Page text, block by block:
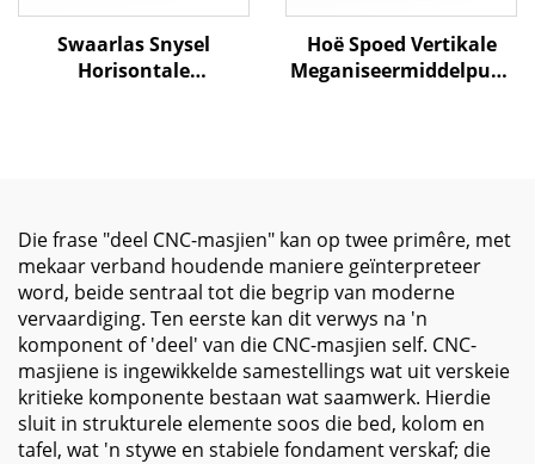
Swaarlas Snysel
Horisontale
Hoë Spoed Vertikale
Meganiseermiddelpunt
Die frase "deel CNC-masjien" kan op twee primêre, met
mekaar verband houdende maniere geïnterpreteer
word, beide sentraal tot die begrip van moderne
vervaardiging. Ten eerste kan dit verwys na 'n
komponent of 'deel' van die CNC-masjien self. CNC-
masjiene is ingewikkelde samestellings wat uit verskeie
kritieke komponente bestaan wat saamwerk. Hierdie
sluit in strukturele elemente soos die bed, kolom en
tafel, wat 'n stywe en stabiele fondament verskaf; die